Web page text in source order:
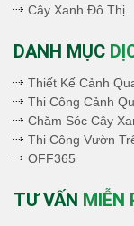
Cây Xanh Đô Thị
DANH MỤC
Thiết Kế Cảnh
Thi Công Cảnh
Chăm Sóc Cây
Thi Công Vườn
OFF365
TƯ VẤN MIỄN